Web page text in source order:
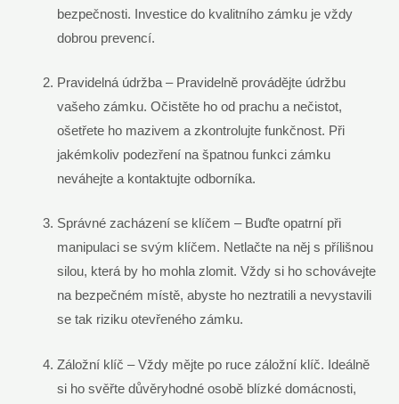
bezpečnosti. Investice do kvalitního zámku je vždy
dobrou prevencí.
Pravidelná údržba – Pravidelně provádějte údržbu
vašeho zámku. Očistěte ho od prachu a nečistot,
ošetřete ho mazivem a zkontrolujte funkčnost. Při
jakémkoliv podezření na špatnou funkci zámku
neváhejte a kontaktujte odborníka.
Správné zacházení se klíčem – Buďte opatrní při
manipulaci se svým klíčem. Netlačte na něj s přílišnou
silou, která by ho mohla zlomit. Vždy si ho schovávejte
na bezpečném místě, abyste ho neztratili a nevystavili
se tak riziku otevřeného zámku.
Záložní klíč – Vždy mějte po ruce záložní klíč. Ideálně
si ho svěřte důvěryhodné osobě blízké domácnosti,